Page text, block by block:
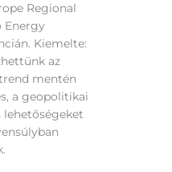
Regional
Energy
Kiemelte:
az
mentén
a geopolitikai
lehetőségeket